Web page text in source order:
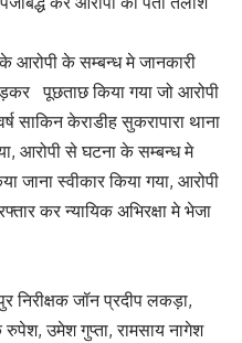
के आरोपी के सम्बन्ध मे जानकारी
पूछताछ किया गया जो आरोपी
साकिन केराडीह सुकरापारा थाना
आरोपी से घटना के सम्बन्ध मे
जाना स्वीकार किया गया, आरोपी
कर न्यायिक अभिरक्षा मे भेजा
निरीक्षक जॉन प्रदीप लकड़ा,
उमेश गुप्ता, रामसाय नागेश